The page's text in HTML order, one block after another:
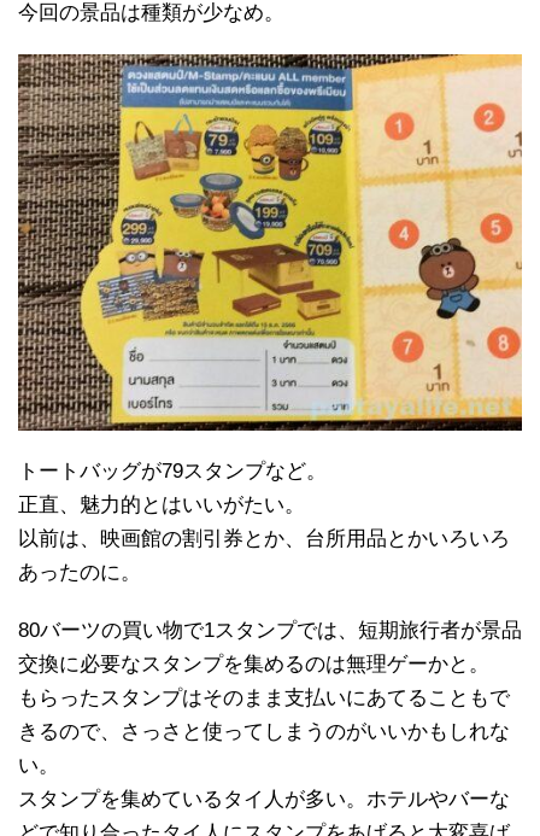
今回の景品は種類が少なめ。
トートバッグが79スタンプなど。
正直、魅力的とはいいがたい。
以前は、映画館の割引券とか、台所用品とかいろいろ
あったのに。
80バーツの買い物で1スタンプでは、短期旅行者が景品
交換に必要なスタンプを集めるのは無理ゲーかと。
もらったスタンプはそのまま支払いにあてることもで
きるので、さっさと使ってしまうのがいいかもしれな
い。
スタンプを集めているタイ人が多い。ホテルやバーな